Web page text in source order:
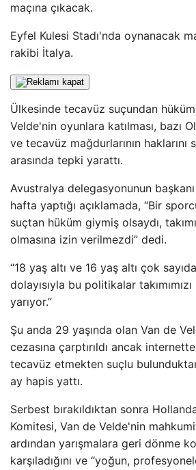
maçına çıkacak.
Eyfel Kulesi Stadı'nda oynanacak
rakibi İtalya.
Ülkesinde tecavüz suçundan
Velde'nin oyunlara katılması, bazı
ve tecavüz mağdurlarının haklarını
arasında tepki yarattı.
Avustralya delegasyonunun
hafta yaptığı açıklamada, “Bir
suçtan hüküm giymiş olsaydı,
olmasına izin verilmezdi” dedi.
“18 yaş altı ve 16 yaş altı çok
dolayısıyla bu politikalar
yarıyor.”
Şu anda 29 yaşında olan Van de
cezasına çarptırıldı ancak internette
tecavüz etmekten suçlu
ay hapis yattı.
Serbest bırakıldıktan sonra
Komitesi, Van de Velde'nin
ardından yarışmalara geri dönme
karşıladığını ve “yoğun,